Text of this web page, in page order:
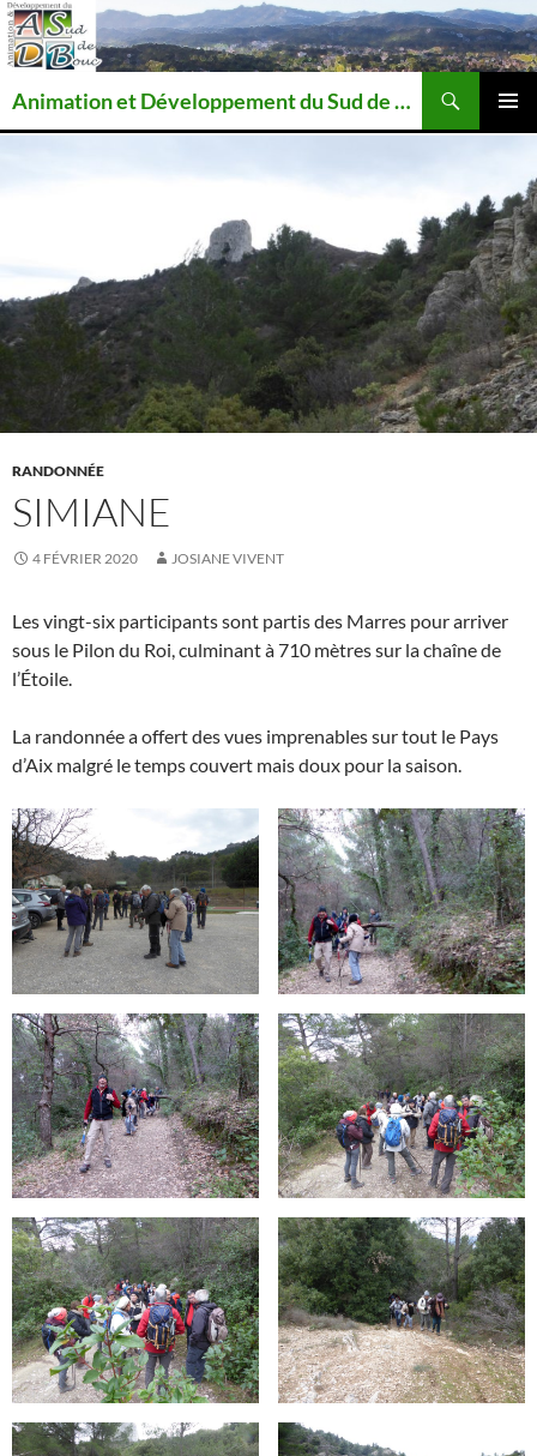
Animation et Développement du Sud de Bouc
MENU
AU
RANDONNÉE
SIMIANE
4 FÉVRIER 2020 JOSIANE VIVENT
Les vingt-six participants sont partis des Marres pour arriver
sous le Pilon du Roi, culminant à 710 mètres sur la chaîne de
l’Étoile.
La randonnée a offert des vues imprenables sur tout le Pays
d’Aix malgré le temps couvert mais doux pour la saison.